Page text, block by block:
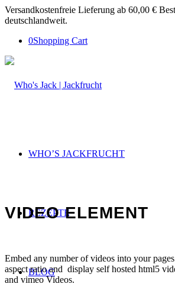
Versandkostenfreie Lieferung ab 60,00 €
deutschlandweit.
0Shopping Cart
WHO’S JACKFRUCHT
REZEPTE
BLOG
VIDEO ELEMENT
Embed any number of videos into your
aspect ratio and display self hosted html5
and vimeo Videos.